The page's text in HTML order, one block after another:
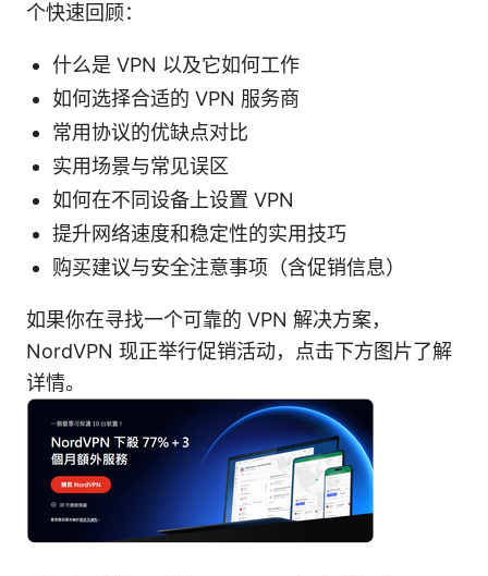
个快速回顾：
什么是 VPN 以及它如何工作
如何选择合适的 VPN 服务商
常用协议的优缺点对比
实用场景与常见误区
如何在不同设备上设置 VPN
提升网络速度和稳定性的实用技巧
购买建议与安全注意事项（含促销信息）
如果你在寻找一个可靠的 VPN 解决方案，
NordVPN 现正举行促销活动，点击下方图片了解
详情。